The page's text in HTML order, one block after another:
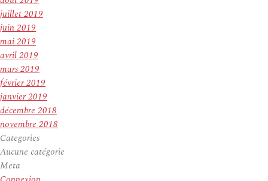
juillet 2019
juin 2019
mai 2019
avril 2019
mars 2019
février 2019
janvier 2019
décembre 2018
novembre 2018
Categories
Aucune catégorie
Meta